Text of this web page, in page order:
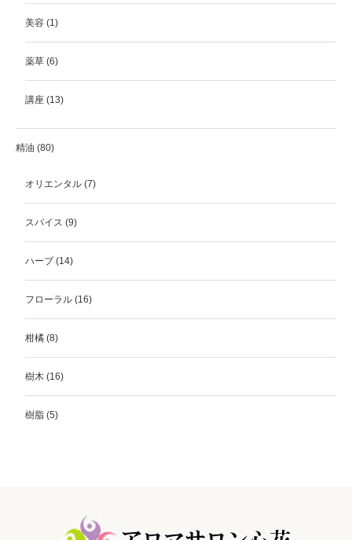
美容 (1)
薬草 (6)
講座 (13)
精油 (80)
オリエンタル (7)
スパイス (9)
ハーブ (14)
フローラル (16)
柑橘 (8)
樹木 (16)
樹脂 (5)